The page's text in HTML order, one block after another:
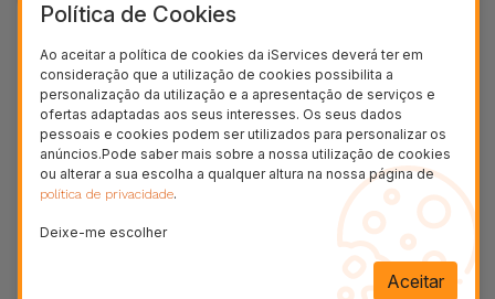
Testes de qualidade
Clientes satisfeitos
+ 100.000
Garantia Duradoura
36 Meses
24H
Política de Cookies
Ao aceitar a política de cookies da iServices deverá ter em
consideração que a utilização de cookies possibilita a
personalização da utilização e a apresentação de serviços e
ofertas adaptadas aos seus interesses. Os seus dados
pessoais e cookies podem ser utilizados para personalizar os
anúncios.Pode saber mais sobre a nossa utilização de cookies
ou alterar a sua escolha a qualquer altura na nossa página de
política de privacidade.
Deixe-me escolher
Aceitar